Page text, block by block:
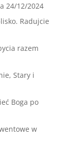
24/12/2024
Radujcie
razem
Stary i
Boga po
w